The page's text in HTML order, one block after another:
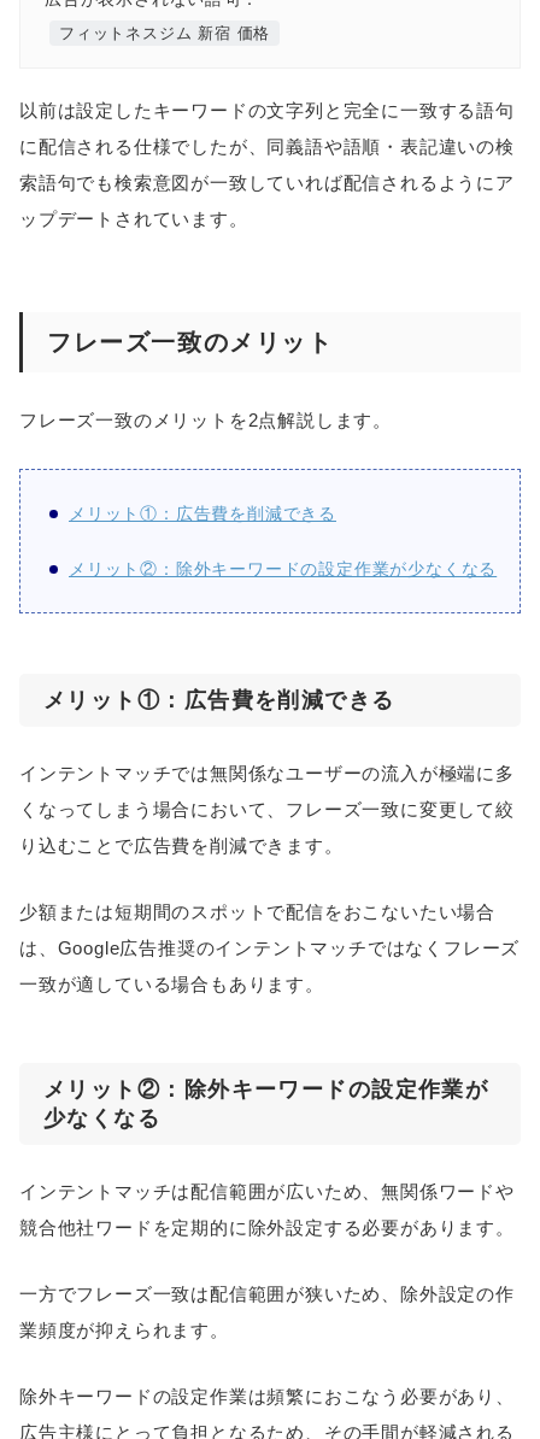
フィットネスジム 新宿 価格
以前は設定したキーワードの文字列と完全に一致する語句
に配信される仕様でしたが、同義語や語順・表記違いの検
索語句でも検索意図が一致していれば配信されるようにア
ップデートされています。
フレーズ一致のメリット
フレーズ一致のメリットを2点解説します。
メリット①：広告費を削減できる
メリット②：除外キーワードの設定作業が少なくなる
メリット①：広告費を削減できる
インテントマッチでは無関係なユーザーの流入が極端に多
くなってしまう場合において、フレーズ一致に変更して絞
り込むことで広告費を削減できます。
少額または短期間のスポットで配信をおこないたい場合
は、Google広告推奨のインテントマッチではなくフレーズ
一致が適している場合もあります。
メリット②：除外キーワードの設定作業が
少なくなる
インテントマッチは配信範囲が広いため、無関係ワードや
競合他社ワードを定期的に除外設定する必要があります。
一方でフレーズ一致は配信範囲が狭いため、除外設定の作
業頻度が抑えられます。
除外キーワードの設定作業は頻繁におこなう必要があり、
広告主様にとって負担となるため、その手間が軽減される